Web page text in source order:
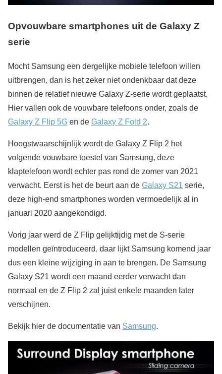
Opvouwbare smartphones uit de Galaxy Z
serie
Mocht Samsung een dergelijke mobiele telefoon willen
uitbrengen, dan is het zeker niet ondenkbaar dat deze
binnen de relatief nieuwe Galaxy Z-serie wordt geplaatst.
Hier vallen ook de vouwbare telefoons onder, zoals de
Galaxy Z Flip 5G en de Galaxy Z Fold 2.
Hoogstwaarschijnlijk wordt de Galaxy Z Flip 2 het
volgende vouwbare toestel van Samsung, deze
klaptelefoon wordt echter pas rond de zomer van 2021
verwacht. Eerst is het de beurt aan de Galaxy S21 serie,
deze high-end smartphones worden vermoedelijk al in
januari 2020 aangekondigd.
Vorig jaar werd de Z Flip gelijktijdig met de S-serie
modellen geïntroduceerd, daar lijkt Samsung komend jaar
dus een kleine wijziging in aan te brengen. De Samsung
Galaxy S21 wordt een maand eerder verwacht dan
normaal en de Z Flip 2 zal juist enkele maanden later
verschijnen.
Bekijk hier de documentatie van Samsung.